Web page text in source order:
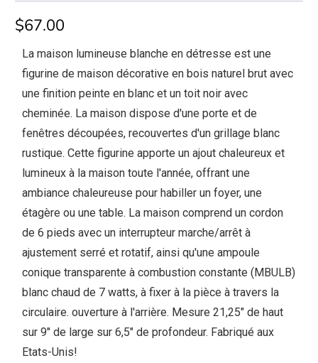
$67.00
La maison lumineuse blanche en détresse est une
figurine de maison décorative en bois naturel brut avec
une finition peinte en blanc et un toit noir avec
cheminée. La maison dispose d'une porte et de
fenêtres découpées, recouvertes d'un grillage blanc
rustique. Cette figurine apporte un ajout chaleureux et
lumineux à la maison toute l'année, offrant une
ambiance chaleureuse pour habiller un foyer, une
étagère ou une table. La maison comprend un cordon
de 6 pieds avec un interrupteur marche/arrêt à
ajustement serré et rotatif, ainsi qu'une ampoule
conique transparente à combustion constante (MBULB)
blanc chaud de 7 watts, à fixer à la pièce à travers la
circulaire. ouverture à l'arrière. Mesure 21,25" de haut
sur 9" de large sur 6,5" de profondeur. Fabriqué aux
Etats-Unis!